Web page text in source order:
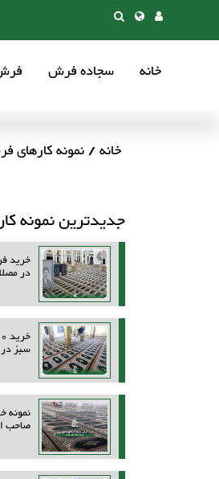
خانه سجاده فرش
خانه نمونه کارهای
جدیدترین نمونه
خرید
در
سبز
صاحب